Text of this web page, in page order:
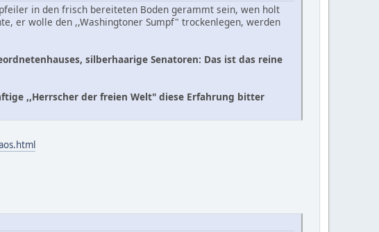
in den frisch bereiteten Boden gerammt sein, wen holt
er wolle den ,,Washingtoner Sumpf" trockenlegen, werden
silberhaarige Senatoren: Das ist das reine
,,Herrscher der freien Welt" diese Erfahrung bitter